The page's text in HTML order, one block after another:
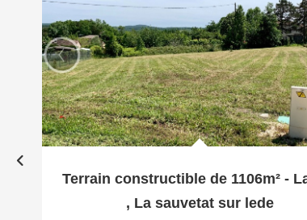
, La sauvetat sur lede